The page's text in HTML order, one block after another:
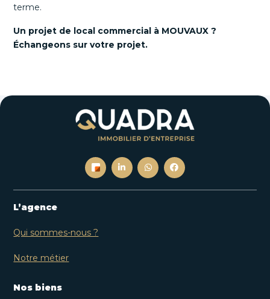
terme.
Un projet de local commercial à MOUVAUX ?
Échangeons sur votre projet.
L’agence
Qui sommes-nous ?
Notre métier
Nos biens